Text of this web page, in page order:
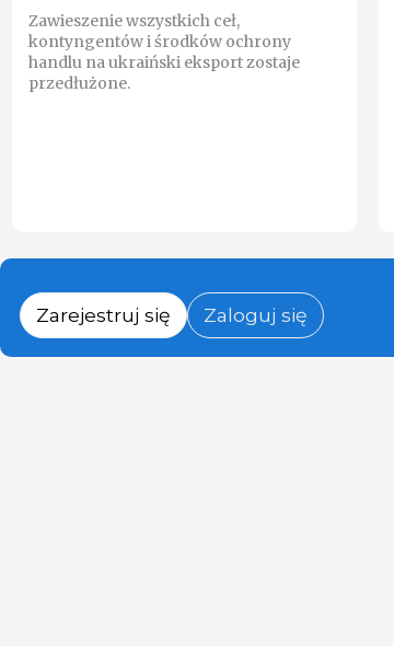
Zawieszenie wszystkich ceł,
kontyngentów i środków ochrony
handlu na ukraiński eksport zostaje
przedłużone.
Zarejestruj się Zaloguj się